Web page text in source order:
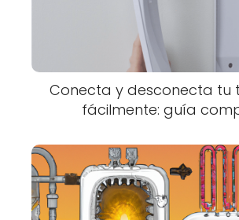
Conecta y desconecta tu
fácilmente: guía